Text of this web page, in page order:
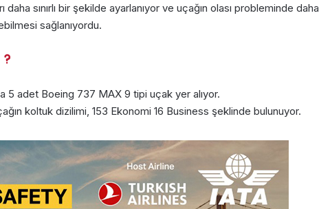
sınırlı bir şekilde ayarlanıyor ve uçağın olası probleminde daha
sağlanıyordu.
5 adet Boeing 737 MAX 9 tipi uçak yer alıyor.
koltuk dizilimi, 153 Ekonomi 16 Business şeklinde bulunuyor.